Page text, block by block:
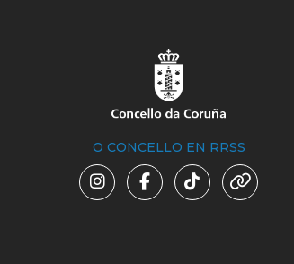
O CONCELLO EN RRSS